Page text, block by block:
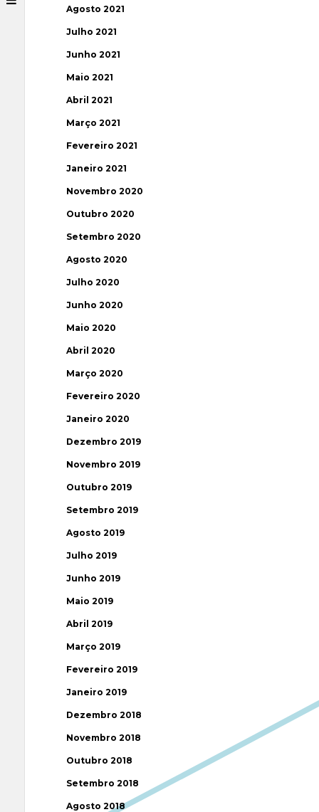
Agosto 2021
Julho 2021
Junho 2021
Maio 2021
Abril 2021
Março 2021
Fevereiro 2021
Janeiro 2021
Novembro 2020
Outubro 2020
Setembro 2020
Agosto 2020
Julho 2020
Junho 2020
Maio 2020
Abril 2020
Março 2020
Fevereiro 2020
Janeiro 2020
Dezembro 2019
Novembro 2019
Outubro 2019
Setembro 2019
Agosto 2019
Julho 2019
Junho 2019
Maio 2019
Abril 2019
Março 2019
Fevereiro 2019
Janeiro 2019
Dezembro 2018
Novembro 2018
Outubro 2018
Setembro 2018
Agosto 2018